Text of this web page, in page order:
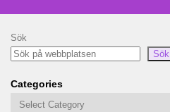
Sök
Sök
Categories